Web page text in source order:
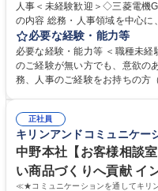
人事＜未経験歓迎＞◇三菱電機G
の内容 総務・人事領域を中心
します。 ＜具体的には＞ ・総務/人事労務（給与・社保・勤怠管理など）
・採用・教育研修 ・福利厚生
採用や教育等の業務内容により
出張もございます。 ※担当業務
総務人事＜未経験歓迎＞◇三菱
必要な経験・能力等
必要な経験・能力等 ＜職種未
のご経験が無い方でも、意欲の
務、人事のご経験をお持ちの方（業界不問） ■求め
ミュニケーション能力を持っ
正社員
キリンアンドコミュニケー
中野本社【お客様相談
い商品づくりへ貢献 イ
≪★コミュニケーションを通してキリ